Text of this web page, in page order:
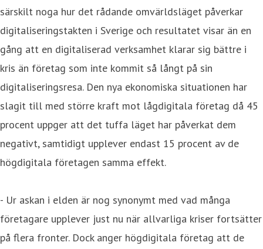
särskilt noga hur det rådande omvärldsläget påverkar
digitaliseringstakten i Sverige och resultatet visar än en
gång att en digitaliserad verksamhet klarar sig bättre i
kris än företag som inte kommit så långt på sin
digitaliseringsresa. Den nya ekonomiska situationen har
slagit till med större kraft mot lågdigitala företag då 45
procent uppger att det tuffa läget har påverkat dem
negativt, samtidigt upplever endast 15 procent av de
högdigitala företagen samma effekt.
- Ur askan i elden är nog synonymt med vad många
företagare upplever just nu när allvarliga kriser fortsätter
på flera fronter. Dock anger högdigitala företag att de